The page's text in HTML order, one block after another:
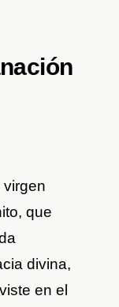
virgen
que
divina,
en el